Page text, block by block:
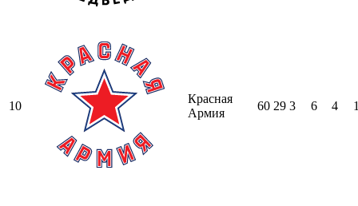
10
Красная
Армия
60 29 3 6 4